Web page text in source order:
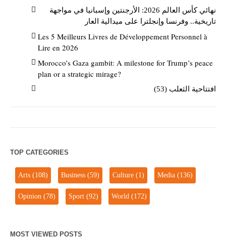
نهائي كأس العالم 2026: الأرجنتين وإسبانيا في مواجهة
تاريخية.. وفرنسا وإنجلترا على ميدالية العار
Les 5 Meilleurs Livres de Développement Personnel à
Lire en 2026
Morocco’s Gaza gambit: A milestone for Trump’s peace
plan or a strategic mirage?
افتتاحية الثعلب (53)
TOP CATEGORIES
Arts (108) Business (59) Culture (1) Media (136)
Opinion (78) Sport (92) World (172)
MOST VIEWED POSTS